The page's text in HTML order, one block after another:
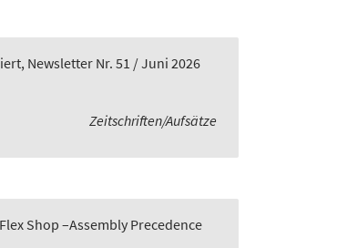
Newsletter Nr. 51 / Juni 2026
Zeitschriften/Aufsätze
Shop –Assembly Precedence